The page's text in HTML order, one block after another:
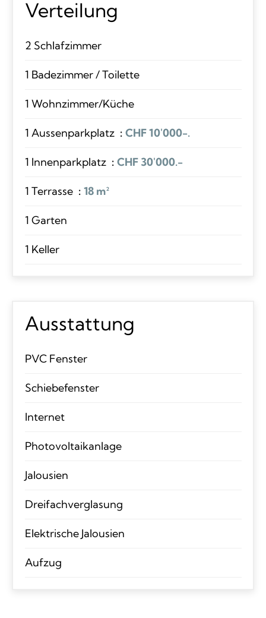
Verteilung
2 Schlafzimmer
1 Badezimmer / Toilette
1 Wohnzimmer/Küche
1 Aussenparkplatz CHF 10'000-.
1 Innenparkplatz CHF 30'000.-
1 Terrasse 18 m²
1 Garten
1 Keller
Ausstattung
PVC Fenster
Schiebefenster
Internet
Photovoltaikanlage
Jalousien
Dreifachverglasung
Elektrische Jalousien
Aufzug